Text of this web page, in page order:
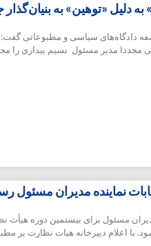
به دلیل «توهین» به
دادگاه‌های سیاسی و مطبوعاتی گفت‌:
مجددا مدیر مسئول نسیم بیداری را
نماینده مدیران مسئول
با اعلام دبیرخانه هیات نظارت بر